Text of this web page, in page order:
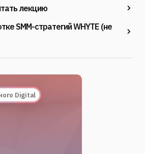
лекцию
SMM-стратегий WHYTE (не
Digital